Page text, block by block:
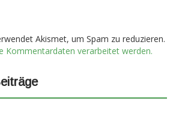
Akismet, um Spam zu reduzieren.
Kommentardaten verarbeitet werden.